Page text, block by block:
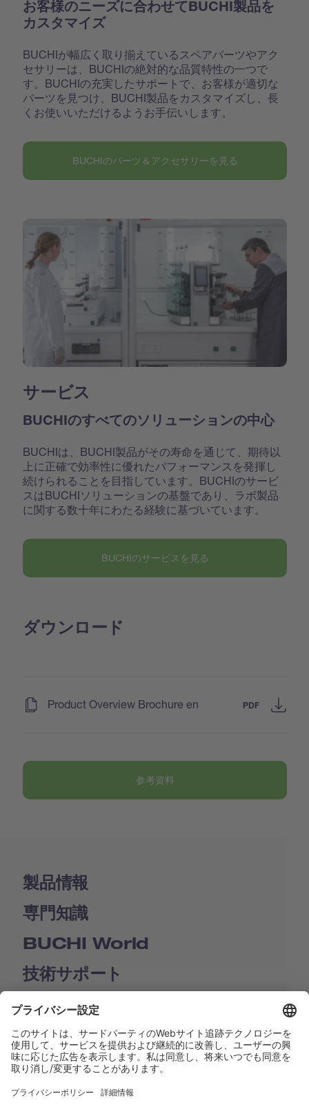
お客様のニーズに合わせてBUCHI製品を
カスタマイズ
BUCHIが幅広く取り揃えているスペアパーツやアク
セサリーは、BUCHIの絶対的な品質特性の一つで
す。BUCHIの充実したサポートで、お客様が適切な
パーツを見つけ、BUCHI製品をカスタマイズし、長
くお使いいただけるようお手伝いします。
BUCHIのパーツ＆アクセサリーを見る
サービス
BUCHIのすべてのソリューションの中心
BUCHIは、BUCHI製品がその寿命を通じて、期待以
上に正確で効率性に優れたパフォーマンスを発揮し
続けられることを目指しています。BUCHIのサービ
スはBUCHIソリューションの基盤であり、ラボ製品
に関する数十年にわたる経験に基づいています。
BUCHIのサービスを見る
ダウンロード
Product Overview Brochure en PDF
参考資料
製品情報
専門知識
BUCHI World
技術サポート
Shop
Contact us